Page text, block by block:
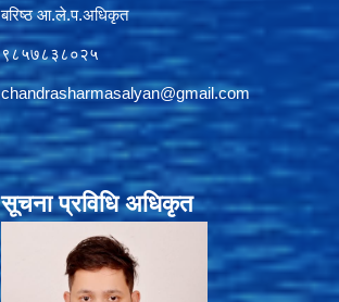
बरिष्ठ आ.ले.प.अधिकृत
९८५७८३८०२५
chandrasharmasalyan@gmail.com
सूचना प्रविधि अधिकृत